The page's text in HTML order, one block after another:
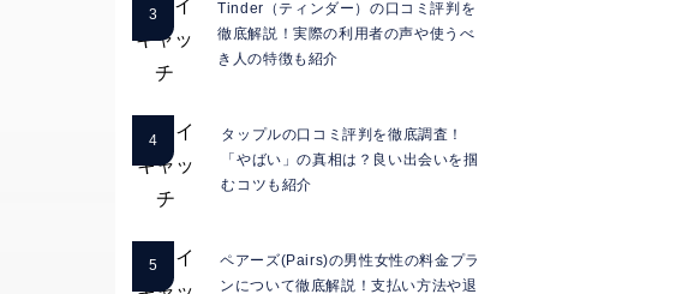
Tinder（ティンダー）の口コミ評判を
徹底解説！実際の利用者の声や使うべ
き人の特徴も紹介
タップルの口コミ評判を徹底調査！
「やばい」の真相は？良い出会いを掴
むコツも紹介
ペアーズ(Pairs)の男性女性の料金プラ
ンについて徹底解説！支払い方法や退